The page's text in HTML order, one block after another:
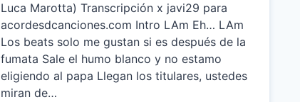
Luca Marotta) Transcripción x javi29 para
acordesdcanciones.com Intro LAm Eh… LAm
Los beats solo me gustan si es después de la
fumata Sale el humo blanco y no estamo
eligiendo al papa Llegan los titulares, ustedes
miran de…